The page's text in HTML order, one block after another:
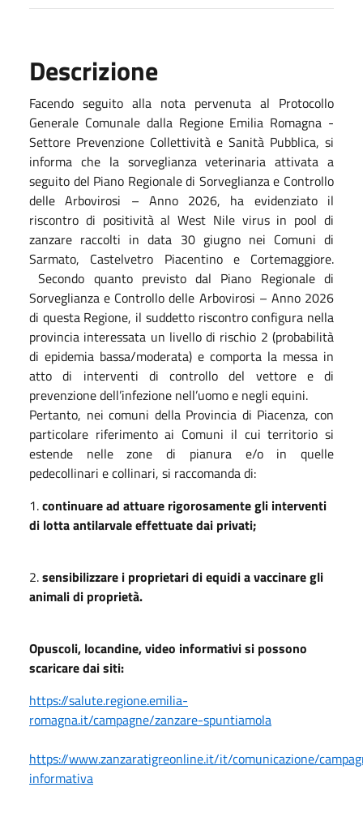
Descrizione
Facendo seguito alla nota pervenuta al Protocollo
Generale Comunale dalla Regione Emilia Romagna -
Settore Prevenzione Collettività e Sanità Pubblica, si
informa che la sorveglianza veterinaria attivata a
seguito del Piano Regionale di Sorveglianza e Controllo
delle Arbovirosi – Anno 2026, ha evidenziato il
riscontro di positività al West Nile virus in pool di
zanzare raccolti in data 30 giugno nei Comuni di
Sarmato, Castelvetro Piacentino e Cortemaggiore.
Secondo quanto previsto dal Piano Regionale di
Sorveglianza e Controllo delle Arbovirosi – Anno 2026
di questa Regione, il suddetto riscontro configura nella
provincia interessata un livello di rischio 2 (probabilità
di epidemia bassa/moderata) e comporta la messa in
atto di interventi di controllo del vettore e di
prevenzione dell’infezione nell’uomo e negli equini.
Pertanto, nei comuni della Provincia di Piacenza, con
particolare riferimento ai Comuni il cui territorio si
estende nelle zone di pianura e/o in quelle
pedecollinari e collinari, si raccomanda di:
1.continuare ad attuare rigorosamente gli interventi
di lotta antilarvale effettuate dai privati;
2.sensibilizzare i proprietari di equidi a vaccinare gli
animali di proprietà.
Opuscoli, locandine, video informativi si possono
scaricare dai siti:
https://salute.regione.emilia-
romagna.it/campagne/zanzare-spuntiamola
https://www.zanzaratigreonline.it/it/comunicazione/
informativa